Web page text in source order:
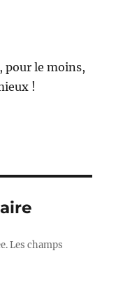
pour le moins,
!
Les champs